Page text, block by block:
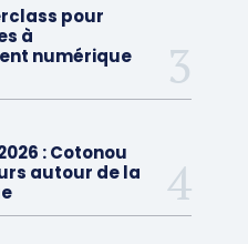
pour
à
numérique
: Cotonou
autour de la